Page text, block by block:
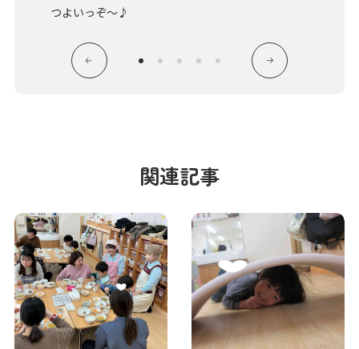
つよいっぞ～♪
関連記事